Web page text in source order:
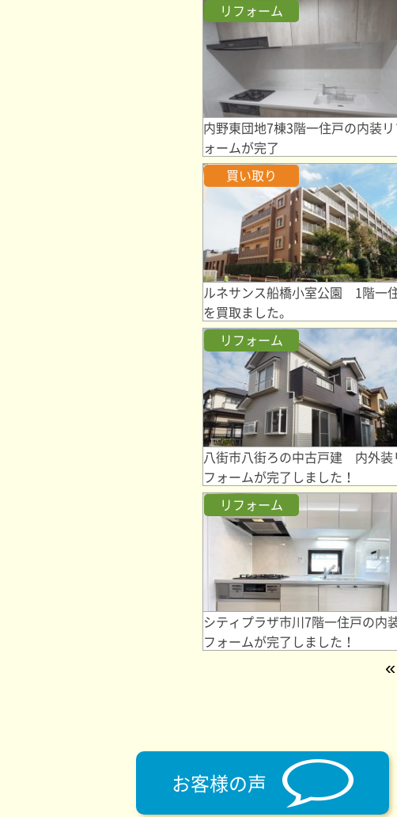
リフォーム
内野東団地7棟3階一住戸の内装リ
ォームが完了
買い取り
ルネサンス船橋小室公園 1階一
を買取ました。
リフォーム
八街市八街ろの中古戸建 内外装
フォームが完了しました！
リフォーム
シティプラザ市川7階一住戸の内
フォームが完了しました！
お客様の声